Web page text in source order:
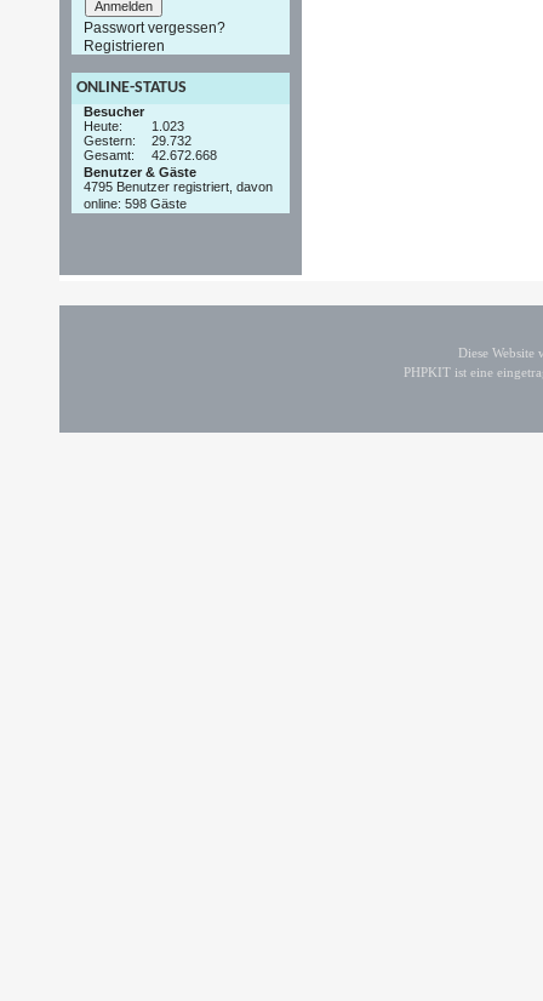
Passwort vergessen?
Registrieren
ONLINE-STATUS
Besucher
Heute:
1.023
Gestern:
29.732
Gesamt:
42.672.668
Benutzer & Gäste
4795 Benutzer registriert, davon
online: 598 Gäste
Diese
PHPKIT ist eine